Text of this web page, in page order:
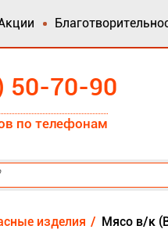
50-70-90
по телефонам
изделия Мясо в/к